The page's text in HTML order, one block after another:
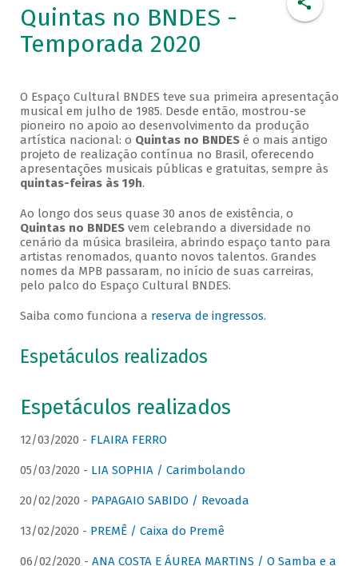
Quintas no BNDES -
Temporada 2020
O Espaço Cultural BNDES teve sua primeira apresentação
musical em julho de 1985. Desde então, mostrou-se
pioneiro no apoio ao desenvolvimento da produção
artística nacional: o Quintas no BNDESé o mais antigo
projeto de realização contínua no Brasil, oferecendo
apresentações musicais públicas e gratuitas, sempre às
quintas-feiras às 19h.
Ao longo dos seus quase 30 anos de existência, o
Quintas no BNDESvem celebrando a diversidade no
cenário da música brasileira, abrindo espaço tanto para
artistas renomados, quanto novos talentos. Grandes
nomes da MPB passaram, no início de suas carreiras,
pelo palco do Espaço Cultural BNDES.
Saiba como funciona a reserva de ingressos.
Espetáculos realizados
Espetáculos realizados
12/03/2020 - FLAIRA FERRO
05/03/2020 - LIA SOPHIA / Carimbolando
20/02/2020 - PAPAGAIO SABIDO / Revoada
13/02/2020 - PREMÊ / Caixa do Premê
06/02/2020 - ANA COSTA E ÁUREA MARTINS / O Samba e a